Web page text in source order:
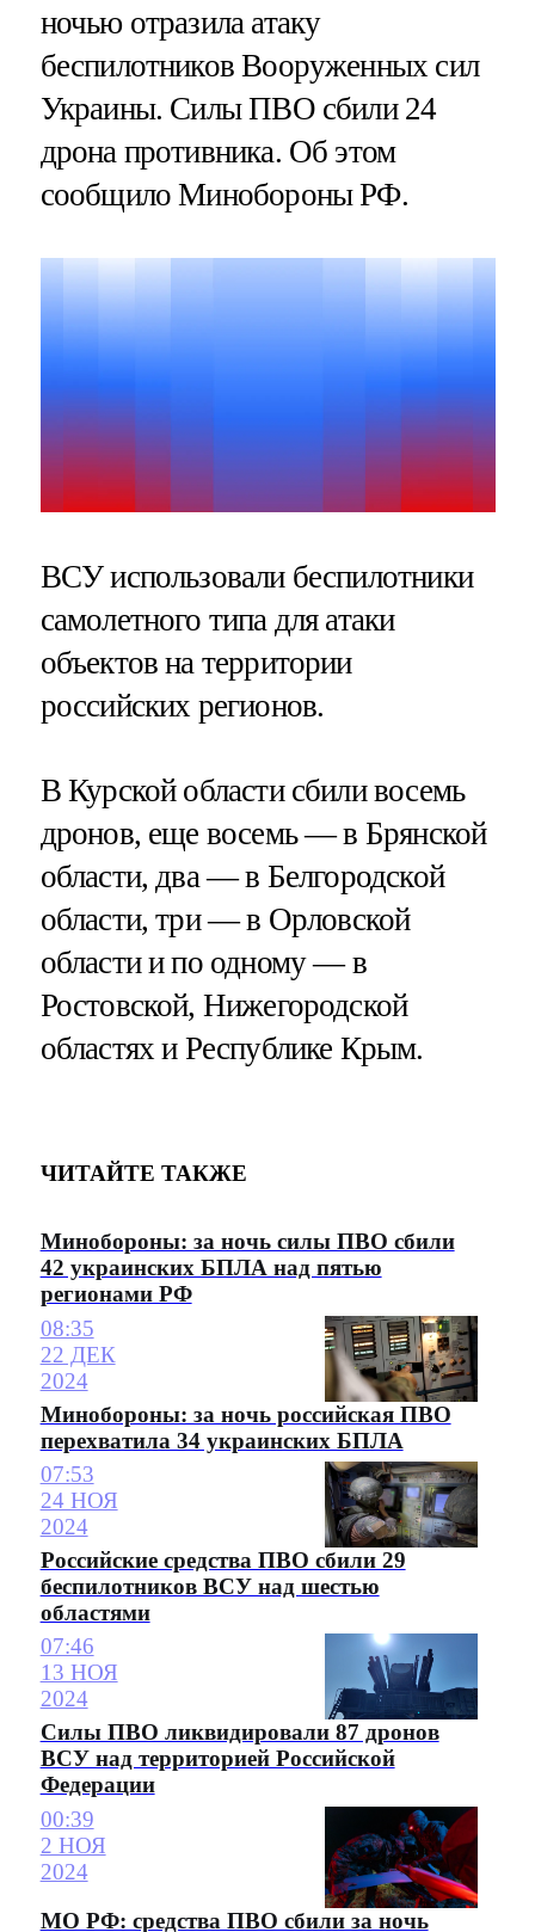
ночью отразила атаку
беспилотников Вооруженных сил
Украины. Силы ПВО сбили 24
дрона противника. Об этом
сообщило Минобороны РФ.
ВСУ использовали беспилотники
самолетного типа для атаки
объектов на территории
российских регионов.
В Курской области сбили восемь
дронов, еще восемь — в Брянской
области, два — в Белгородской
области, три — в Орловской
области и по одному — в
Ростовской, Нижегородской
областях и Республике Крым.
ЧИТАЙТЕ ТАКЖЕ
Минобороны: за ночь силы ПВО сбили
42 украинских БПЛА над пятью
регионами РФ
08:35
22 ДЕК
2024
Минобороны: за ночь российская ПВО
перехватила 34 украинских БПЛА
07:53
24 НОЯ
2024
Российские средства ПВО сбили 29
беспилотников ВСУ над шестью
областями
07:46
13 НОЯ
2024
Силы ПВО ликвидировали 87 дронов
ВСУ над территорией Российской
Федерации
00:39
2 НОЯ
2024
МО РФ: средства ПВО сбили за ночь